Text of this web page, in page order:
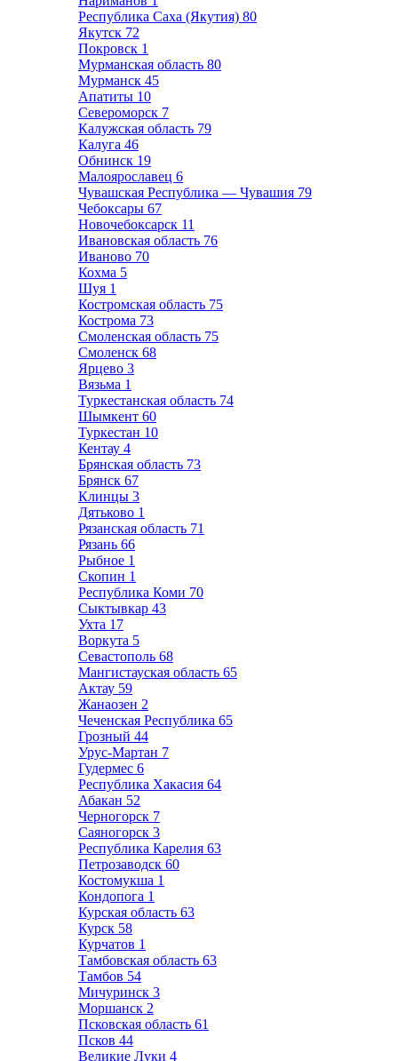
Республика Саха (Якутия) 80
Якутск 72
Покровск 1
Мурманская область 80
Мурманск 45
Апатиты 10
Североморск 7
Калужская область 79
Калуга 46
Обнинск 19
Малоярославец 6
Чувашская Республика — Чувашия 79
Чебоксары 67
Новочебоксарск 11
Ивановская область 76
Иваново 70
Кохма 5
Шуя 1
Костромская область 75
Кострома 73
Смоленская область 75
Смоленск 68
Ярцево 3
Вязьма 1
Туркестанская область 74
Шымкент 60
Туркестан 10
Кентау 4
Брянская область 73
Брянск 67
Клинцы 3
Дятьково 1
Рязанская область 71
Рязань 66
Рыбное 1
Скопин 1
Республика Коми 70
Сыктывкар 43
Ухта 17
Воркута 5
Севастополь 68
Мангистауская область 65
Актау 59
Жанаозен 2
Чеченская Республика 65
Грозный 44
Урус-Мартан 7
Гудермес 6
Республика Хакасия 64
Абакан 52
Черногорск 7
Саяногорск 3
Республика Карелия 63
Петрозаводск 60
Костомукша 1
Кондопога 1
Курская область 63
Курск 58
Курчатов 1
Тамбовская область 63
Тамбов 54
Мичуринск 3
Моршанск 2
Псковская область 61
Псков 44
Великие Луки 4